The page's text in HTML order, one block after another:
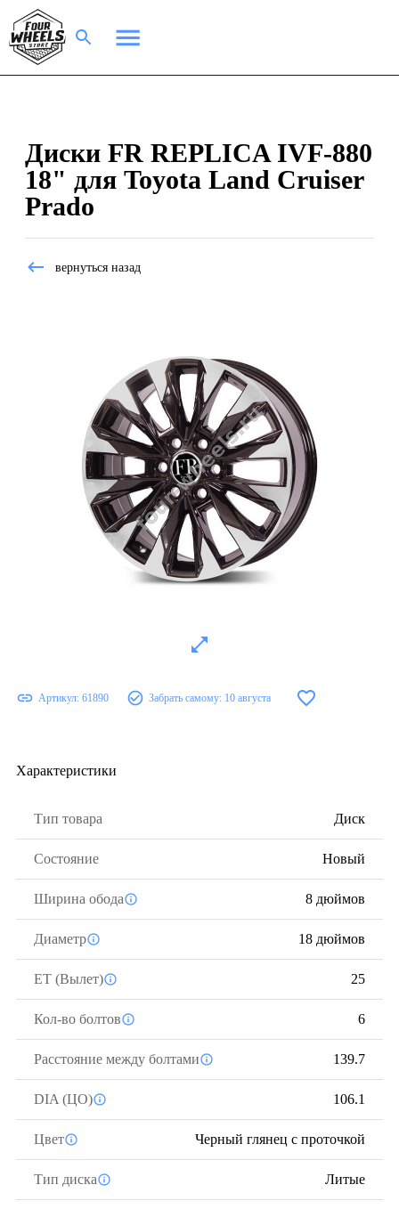
Диски FR REPLICA IVF-880
18" для Toyota Land Cruiser
Prado
вернуться назад
Артикул: 61890 Забрать самому: 10 августа
Характеристики
Тип товара Диск
Состояние Новый
Ширина обода 8 дюймов
Диаметр 18 дюймов
ЕТ (Вылет) 25
Кол-во болтов 6
Расстояние между болтами 139.7
DIA (ЦО) 106.1
Цвет Черный глянец с проточкой
Тип диска Литые